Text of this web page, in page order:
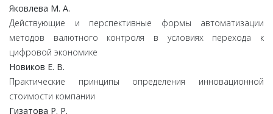
Яковлева М. А.
Действующие и перспективные формы автоматизации
методов валютного контроля в условиях перехода к
цифровой экономике
Новиков Е. В.
Практические принципы определения инновационной
стоимости компании
Гизатова Р. Р.